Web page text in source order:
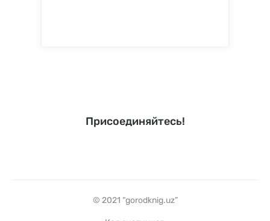
Присоединяйтесь!
© 2021 “gorodknig.uz”